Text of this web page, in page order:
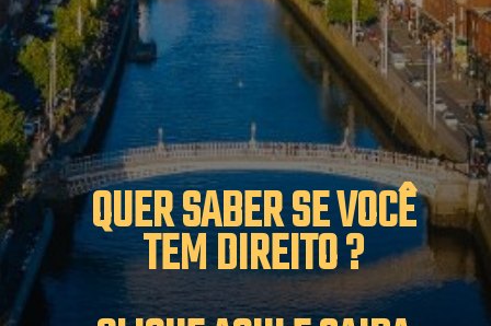
QUER SABER SE VOCÊ
TEM DIREITO ?